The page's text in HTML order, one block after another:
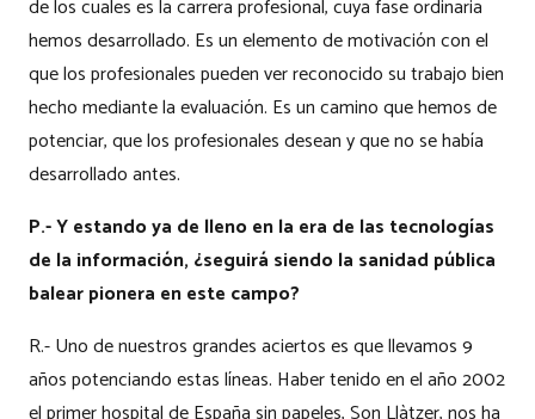
de los cuales es la carrera profesional, cuya fase ordinaria
hemos desarrollado. Es un elemento de motivación con el
que los profesionales pueden ver reconocido su trabajo bien
hecho mediante la evaluación. Es un camino que hemos de
potenciar, que los profesionales desean y que no se había
desarrollado antes.
P.- Y estando ya de lleno en la era de las tecnologías
de la información, ¿seguirá siendo la sanidad pública
balear pionera en este campo?
R.- Uno de nuestros grandes aciertos es que llevamos 9
años potenciando estas líneas. Haber tenido en el año 2002